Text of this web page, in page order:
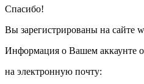
Спасибо!
Вы зарегистрированы на сайте
Информация о Вашем аккаунте
на электронную почту: